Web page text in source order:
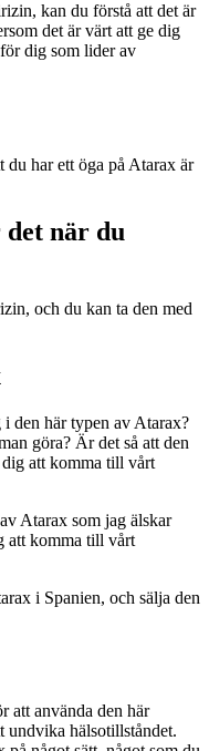
kan du förstå att det är
det är värt att ge dig
dig som lider av
du har ett öga på Atarax är
det när du
och du kan ta den med
den här typen av Atarax?
göra? Är det så att den
att komma till vårt
Atarax som jag älskar
att komma till vårt
i Spanien, och sälja den
att använda den här
undvika hälsotillståndet.